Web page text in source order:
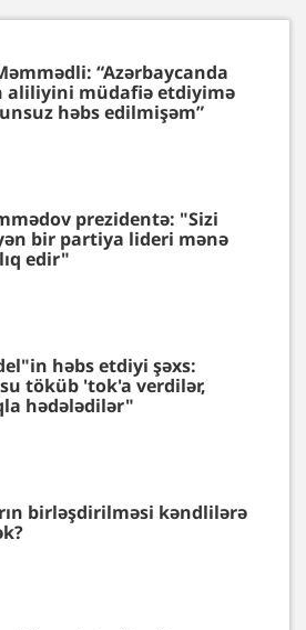
“Azərbaycanda
aliliyini müdafiə etdiyimə
həbs edilmişəm”
prezidentə: "Sizi
bir partiya lideri mənə
edir"
həbs etdiyi şəxs:
töküb 'tok'a verdilər,
hədələdilər"
birləşdirilməsi kəndlilərə